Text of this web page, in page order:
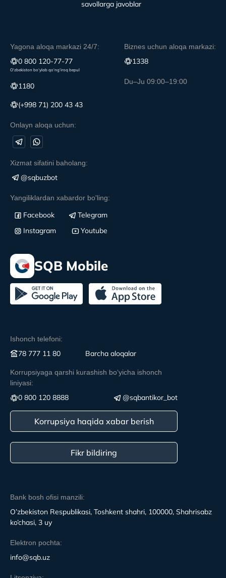
Bank bosh ofisi manzili:
O’zbekiston Respublikasi, Toshkent shahri, 100000, Shahrisabz
ko’chasi, 3 uy
Elektron pochta:
info@sqb.uz
savollarga javoblar
Yagona aloqa markazi 24/7:
0 800 120-77-77
O‘zbekiston bo‘ylab qo‘ng‘iroq bepul
1180
(+998 71) 200 43 43
Onlayn aloqa uchun:
Biznes uchun aloqa markazi:
1338
Du–Ju 09:00–19:00
Xizmat sifatini baholang:
@sqbuzbot
Yangiliklardan xabardor bo'ling:
Facebook
Telegram
Instagram
Youtube
SQB Mobile
Ishonch telefoni:
78 777 11 80 Вarcha aloqalar
Korrupsiyaga qarshi kurashish boʻyicha ishonch
liniyasi:
0 800 120 8888 @sqbantikor_bot
Korrupsiya haqida xabar berish
Fikr bildiring